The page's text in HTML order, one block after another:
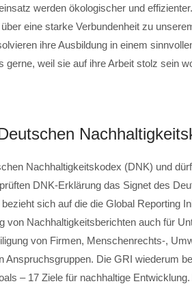
werden ökologischer und effizienter.
eine starke Verbundenheit zu
ihre Ausbildung in einem
gerne, weil sie auf ihre Arbeit stolz sein
Nachhaltigkeitskodex (DNK) und
DNK-Erklärung das Signet des
sich auf die die Global Reporting
von Nachhaltigkeitsberichten auch für
von Firmen, Menschenrechts-,
Anspruchsgruppen. Die GRI wiederum
– 17 Ziele für nachhaltige